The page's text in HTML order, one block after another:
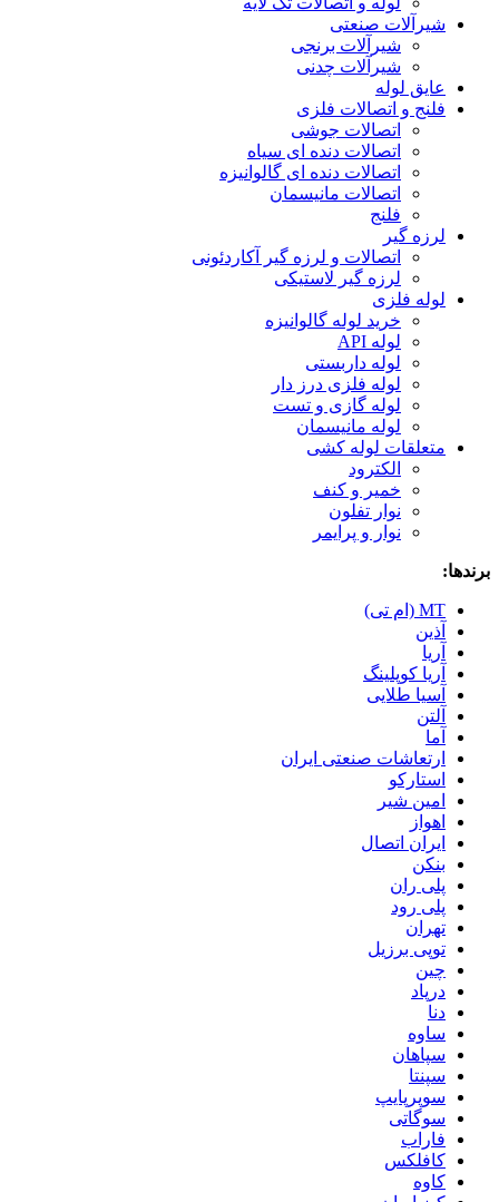
شیرآلات صنعتی
شیرآلات برنجی
شیرآلات چدنی
عایق لوله
فلنج و اتصالات فلزی
اتصالات جوشی
اتصالات دنده ای سیاه
اتصالات دنده ای گالوانیزه
اتصالات مانیسمان
فلنج
لرزه گیر
اتصالات و لرزه گیر آکاردئونی
لرزه گیر لاستیکی
لوله فلزی
خرید لوله گالوانیزه
لوله API
لوله داربستی
لوله فلزی درز دار
لوله گازی و تست
لوله مانیسمان
متعلقات لوله کشی
الکترود
خمیر و کنف
نوار تفلون
نوار و پرایمر
برندها:
MT (ام تی)
آذین
آریا
آریا کوپلینگ
آسیا طلایی
آلتن
آما
ارتعاشات صنعتی ایران
استارکو
امین شیر
اهواز
ایران اتصال
بنکن
پلی ران
پلی رود
تهران
توپی برزیل
چین
درپاد
دنا
ساوه
سپاهان
سپنتا
سوپرپایپ
سوگاتی
فاراب
کافلکس
کاوه